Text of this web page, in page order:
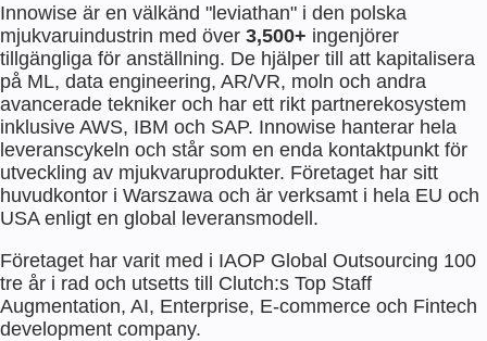
Innowise är en välkänd "leviathan" i den polska
mjukvaruindustrin med över 3,500+ ingenjörer
tillgängliga för anställning. De hjälper till att kapitalisera
på ML, data engineering, AR/VR, moln och andra
avancerade tekniker och har ett rikt partnerekosystem
inklusive AWS, IBM och SAP. Innowise hanterar hela
leveranscykeln och står som en enda kontaktpunkt för
utveckling av mjukvaruprodukter. Företaget har sitt
huvudkontor i Warszawa och är verksamt i hela EU och
USA enligt en global leveransmodell.
Företaget har varit med i IAOP Global Outsourcing 100
tre år i rad och utsetts till Clutch:s Top Staff
Augmentation, AI, Enterprise, E-commerce och Fintech
development company.